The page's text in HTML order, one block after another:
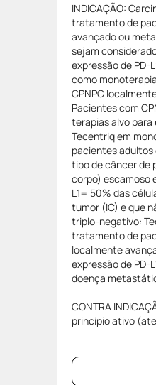
INDICAÇÃO:
tratamento de
avançado ou
sejam
expressão de PD-
como
CPNPC
Pacientes com
terapias alvo
Tecentriq em
pacientes adultos
tipo de câncer de
corpo) escamoso
L1= 50% das
tumor (IC) e que
triplo-negativo:
tratamento de
localmente
expressão de PD-
doença
CONTRA
princípio ativo